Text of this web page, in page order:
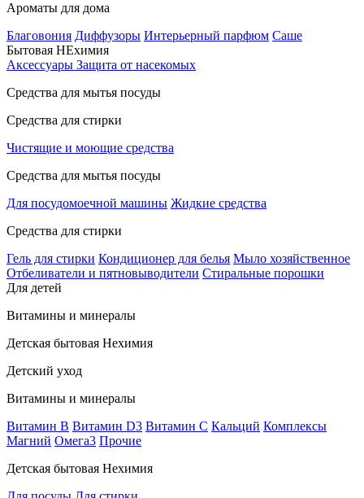
Ароматы для дома
Благовония Диффузоры Интерьерный парфюм Саше
Бытовая НЕхимия
Аксессуары Защита от насекомых
Средства для мытья посуды
Средства для стирки
Чистящие и моющие средства
Средства для мытья посуды
Для посудомоечной машины Жидкие средства
Средства для стирки
Гель для стирки Кондиционер для белья Мыло хозяйственное
Отбеливатели и пятновыводители Стиральные порошки
Для детей
Витамины и минералы
Детская бытовая Нехимия
Детский уход
Витамины и минералы
Витамин В Витамин D3 Витамин С Кальций Комплексы
Магний Омега3 Прочие
Детская бытовая Нехимия